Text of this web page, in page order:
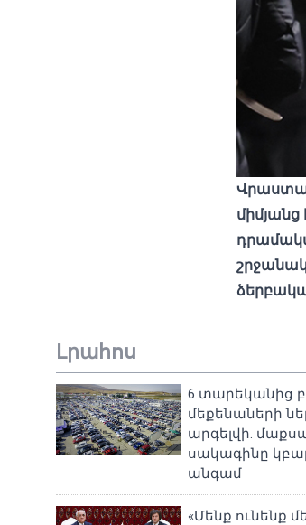
Լրահոս
6 տարեկանից
մեքենաների
արգելվի.
սակագինը
անգամ
«Մենք ունենք